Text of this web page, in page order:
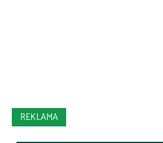
REKLAMA